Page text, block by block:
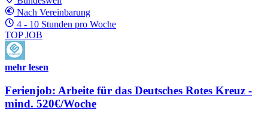
Nach Vereinbarung
4 - 10 Stunden pro Woche
TOP JOB
mehr lesen
Ferienjob: Arbeite für das Deutsches Rotes Kreuz -
mind. 520€/Woche